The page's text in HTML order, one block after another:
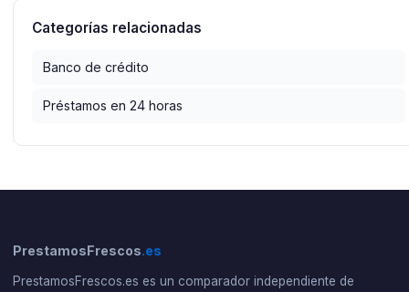
Categorías relacionadas
Banco de crédito
Préstamos en 24 horas
PrestamosFrescos.es
PrestamosFrescos.es es un comparador independiente de